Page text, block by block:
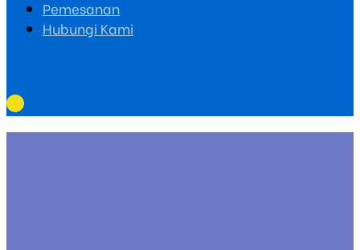
Pemesanan
Hubungi Kami